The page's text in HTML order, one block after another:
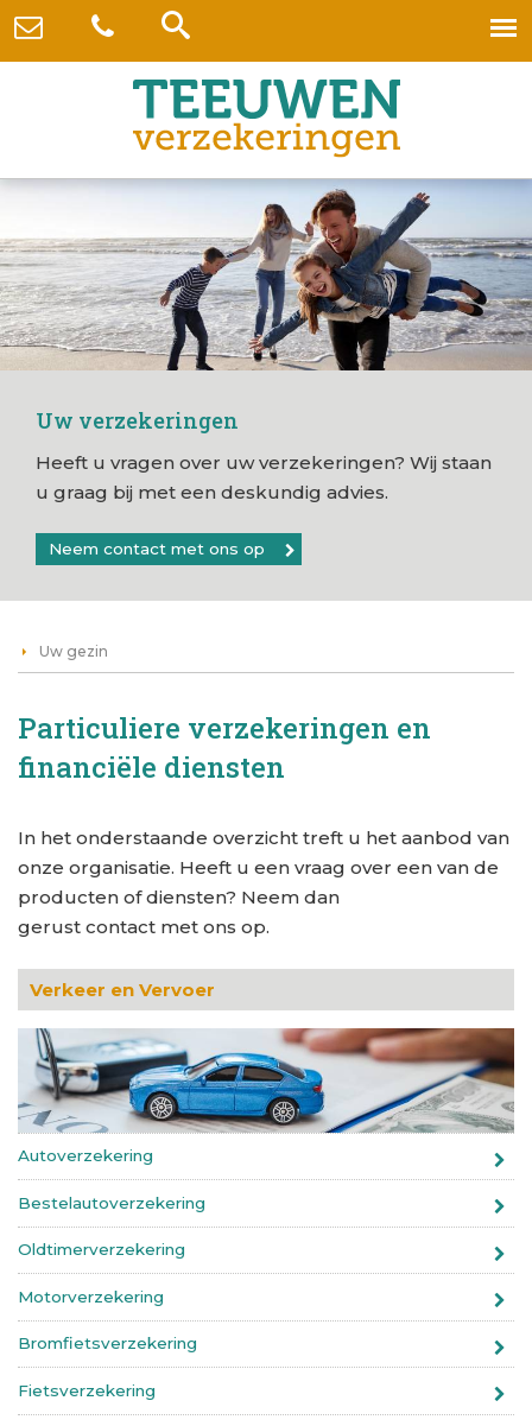
Uw verzekeringen
Heeft u vragen over uw verzekeringen? Wij staan
u graag bij met een deskundig advies.
Neem contact met ons op
Uw gezin
Particuliere verzekeringen en
financiële diensten
In het onderstaande overzicht treft u het aanbod van
onze organisatie. Heeft u een vraag over een van de
producten of diensten? Neem dan
gerust contact met ons op.
Verkeer en Vervoer
Autoverzekering
Bestelautoverzekering
Oldtimerverzekering
Motorverzekering
Bromfietsverzekering
Fietsverzekering